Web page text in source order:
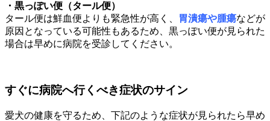
・黒っぽい便（タール便）
タール便は鮮血便よりも緊急性が高く、
胃潰瘍や腫瘍などが
原因となっている可能性もあるため、黒っぽい便が見られた
場合は早めに病院を受診してください。
すぐに病院へ行くべき症状のサイン
愛犬の健康を守るため、下記のような症状が見られたら早め